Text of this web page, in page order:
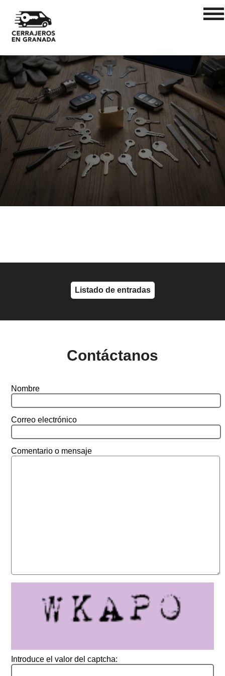
Listado de entradas
Contáctanos
Nombre
Correo electrónico
Comentario o mensaje
Introduce el valor del captcha: